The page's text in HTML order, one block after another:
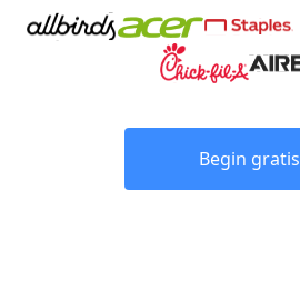
Begin gratis